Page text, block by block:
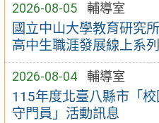
2026-08-05 輔導室
國立中山大學教育研究
高中生職涯發展線上系
2026-08-04 輔導室
115年度北臺八縣市「
守門員」活動訊息